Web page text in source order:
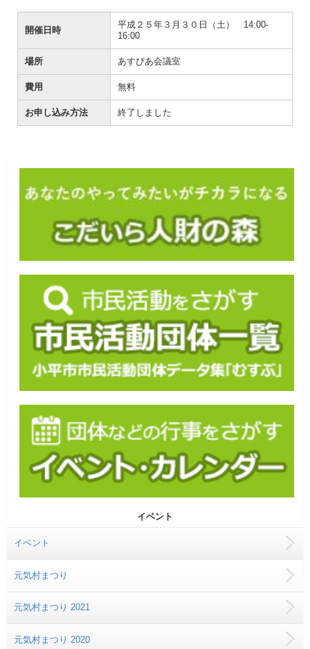
開催日時
平成２５年３月３０日（土） 14:00-
16:00
場所 あすぴあ会議室
費用 無料
お申し込み方法 終了しました
イベント
イベント
元気村まつり
元気村まつり 2021
元気村まつり 2020